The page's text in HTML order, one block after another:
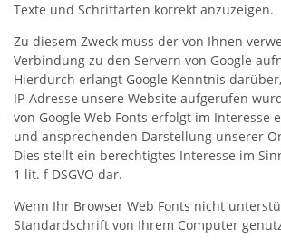
Texte und Schriftarten korrekt anzuzeigen.
Zu diesem Zweck muss der von Ihnen
Verbindung zu den Servern von Google
Hierdurch erlangt Google Kenntnis
IP-Adresse unsere Website aufgerufen
von Google Web Fonts erfolgt im Interesse
und ansprechenden Darstellung unserer
Dies stellt ein berechtigtes Interesse im
1 lit. f DSGVO dar.
Wenn Ihr Browser Web Fonts nicht
Standardschrift von Ihrem Computer